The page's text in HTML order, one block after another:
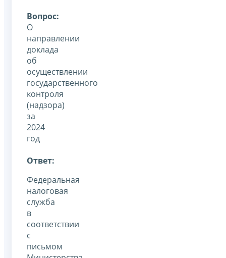
Вопрос:
О
направлении
доклада
об
осуществлении
государственного
контроля
(надзора)
за
2024
год
Ответ:
Федеральная
налоговая
служба
в
соответствии
с
письмом